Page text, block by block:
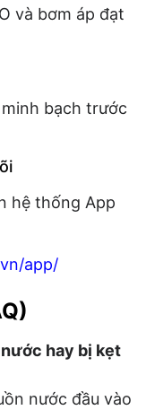
và bơm áp đạt
bạch trước
hệ thống App
app/
hay bị kẹt
nước đầu vào